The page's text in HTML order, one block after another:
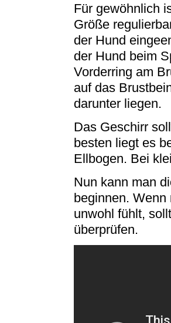
Für gewöhnlich
Größe
der Hund
der Hund beim
Vorderring am
auf das
darunter liegen.
Das Geschirr
besten liegt es
Ellbogen. Bei
Nun kann man
beginnen.
unwohl fühlt,
überprüfen.